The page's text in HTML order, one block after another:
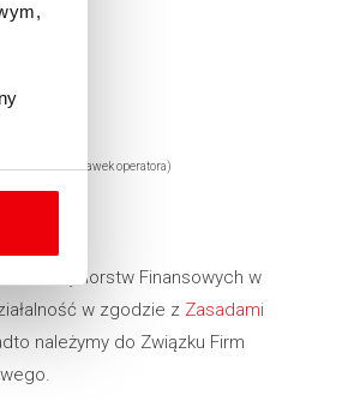
minutę wg stawek operatora)
Przedsiębiorstw Finansowych w
w zgodzie z Zasadami
należymy do Związku Firm